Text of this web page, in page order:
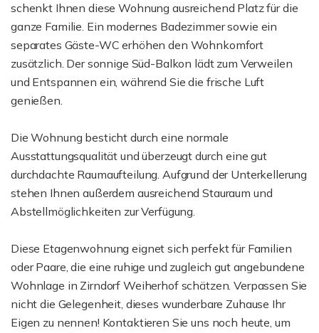
schenkt Ihnen diese Wohnung ausreichend Platz für die
ganze Familie. Ein modernes Badezimmer sowie ein
separates Gäste-WC erhöhen den Wohnkomfort
zusätzlich. Der sonnige Süd-Balkon lädt zum Verweilen
und Entspannen ein, während Sie die frische Luft
genießen.
Die Wohnung besticht durch eine normale
Ausstattungsqualität und überzeugt durch eine gut
durchdachte Raumaufteilung. Aufgrund der Unterkellerung
stehen Ihnen außerdem ausreichend Stauraum und
Abstellmöglichkeiten zur Verfügung.
Diese Etagenwohnung eignet sich perfekt für Familien
oder Paare, die eine ruhige und zugleich gut angebundene
Wohnlage in Zirndorf Weiherhof schätzen. Verpassen Sie
nicht die Gelegenheit, dieses wunderbare Zuhause Ihr
Eigen zu nennen! Kontaktieren Sie uns noch heute, um